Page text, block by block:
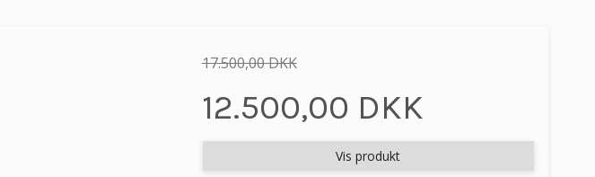
17.500,00 DKK
12.500,00 DKK
Vis produkt